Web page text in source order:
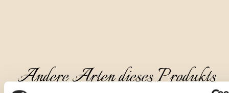
Andere Arten dieses Produkts